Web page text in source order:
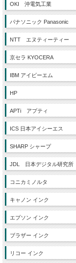
OKI 沖電気工業
パナソニック Panasonic
NTT エヌティーティー
京セラ KYOCERA
IBM アイビーエム
HP
APTi アプティ
ICS 日本アイシーエス
SHARP シャープ
JDL 日本デジタル研究所
コニカミノルタ
キャノン インク
エプソン インク
ブラザー インク
リコー インク